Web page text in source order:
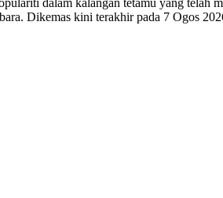
dalam kalangan tetamu yang
Dikemas kini terakhir pada 7 Ogos